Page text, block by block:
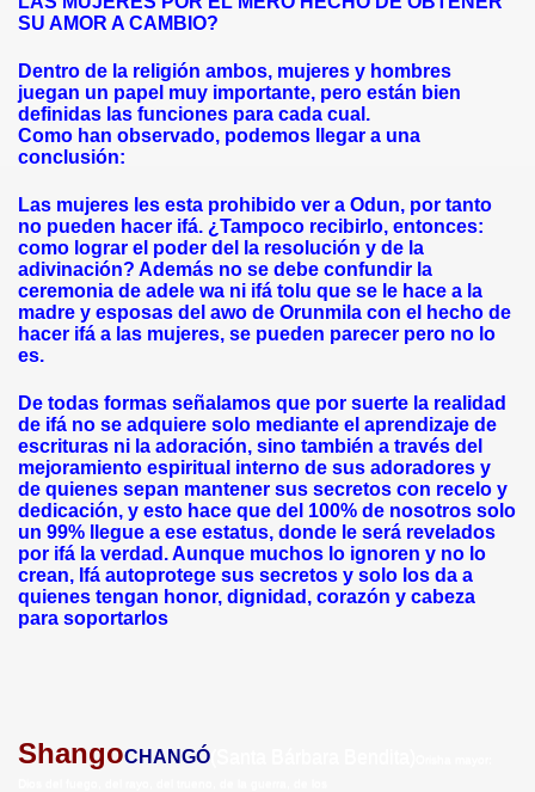
SU AMOR A CAMBIO?
Dentro de la religión ambos, mujeres y hombres
juegan un papel muy importante, pero están bien
definidas las funciones para cada cual.
Como han observado, podemos llegar a una
conclusión:
Las mujeres les esta prohibido ver a Odun, por tanto
no pueden hacer ifá. ¿Tampoco recibirlo, entonces:
como lograr el poder del la resolución y de la
adivinación? Además no se debe confundir la
ceremonia de adele wa ni ifá tolu que se le hace a la
madre y esposas del awo de Orunmila con el hecho de
hacer ifá a las mujeres, se pueden parecer pero no lo
es.
De todas formas señalamos que por suerte la realidad
de ifá no se adquiere solo mediante el aprendizaje de
escrituras ni la adoración, sino también a través del
mejoramiento espiritual interno de sus adoradores y
de quienes sepan mantener sus secretos con recelo y
dedicación, y esto hace que del 100% de nosotros solo
un 99% llegue a ese estatus, donde le será revelados
por ifá la verdad. Aunque muchos lo ignoren y no lo
crean, Ifá autoprotege sus secretos y solo los da a
quienes tengan honor, dignidad, corazón y cabeza
para soportarlos
ShangoCHANGÓ